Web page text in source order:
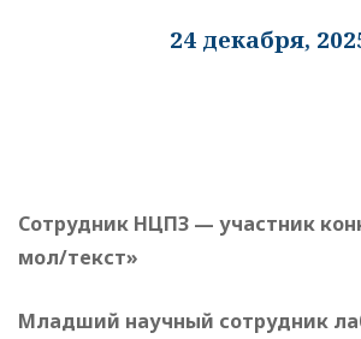
24 декабря,
Сотрудник НЦПЗ — участник
мол/текст»
Младший научный сотрудник